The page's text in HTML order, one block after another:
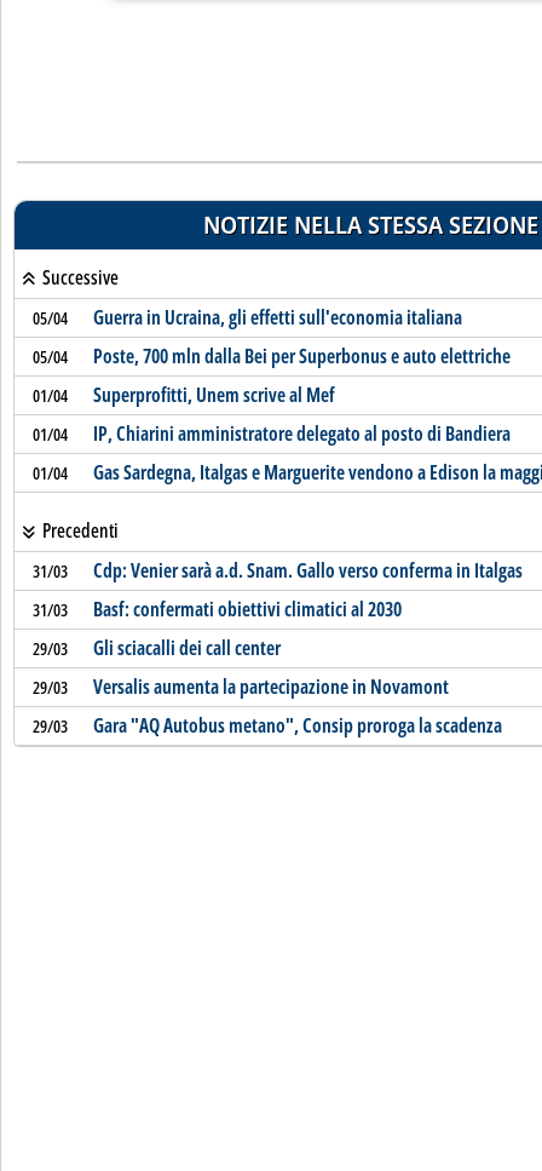
NOTIZIE NELLA STESSA SEZIONE
Successive
05/04 Guerra in Ucraina, gli effetti sull'economia italiana
05/04 Poste, 700 mln dalla Bei per Superbonus e auto elettriche
01/04 Superprofitti, Unem scrive al Mef
01/04 IP, Chiarini amministratore delegato al posto di Bandiera
01/04 Gas Sardegna, Italgas e Marguerite vendono a Edison la
Precedenti
31/03 Cdp: Venier sarà a.d. Snam. Gallo verso conferma in Italgas
31/03 Basf: confermati obiettivi climatici al 2030
29/03 Gli sciacalli dei call center
29/03 Versalis aumenta la partecipazione in Novamont
29/03 Gara "AQ Autobus metano", Consip proroga la scadenza